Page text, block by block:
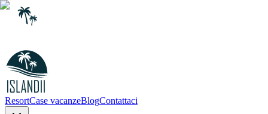
ResortCase vacanzeBlogContattaci